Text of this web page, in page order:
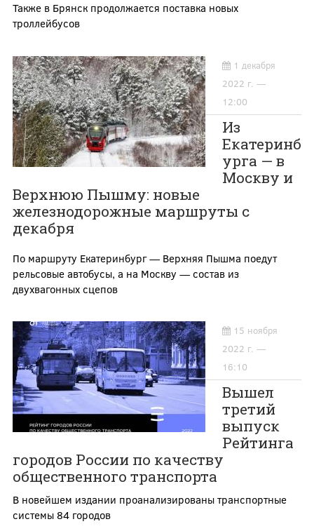
Также в Брянск продолжается поставка новых
троллейбусов
1 декабря
2022 г. —
12:00
Из
Екатеринб
урга — в
Москву и
Верхнюю Пышму: новые
железнодорожные маршруты с
декабря
По маршруту Екатеринбург — Верхняя Пышма поедут
рельсовые автобусы, а на Москву — состав из
двухвагонных сцепов
15 ноября
2022 г. —
16:10
Вышел
третий
выпуск
Рейтинга
городов России по качеству
общественного транспорта
В новейшем издании проанализированы транспортные
системы 84 городов